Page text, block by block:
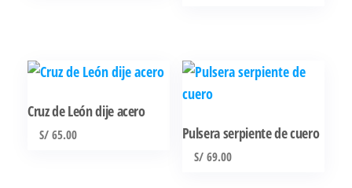
Cruz de León dije acero
S/65.00 Pulsera serpiente de cuero
S/69.00